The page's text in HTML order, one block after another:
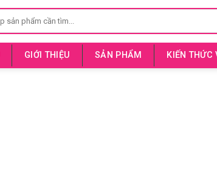
GIỚI THIỆU SẢN PHẨM KIẾN THỨC